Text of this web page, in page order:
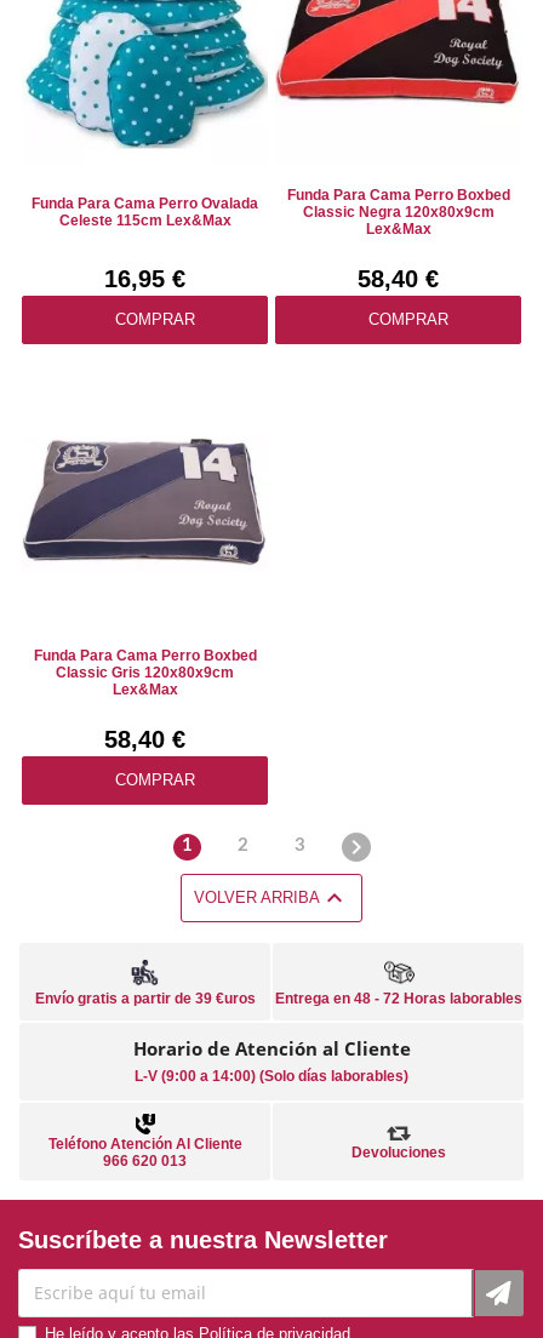
Funda Para Cama Perro Ovalada
Celeste 115cm Lex&Max
16,95 €
COMPRAR
Funda Para Cama Perro Boxbed
Classic Negra 120x80x9cm
Lex&Max
58,40 €
COMPRAR
Funda Para Cama Perro Boxbed
Classic Gris 120x80x9cm
Lex&Max
58,40 €
COMPRAR
1 2 3 
VOLVER ARRIBA 
Envío gratis a partir de 39 €uros Entrega en 48 - 72 Horas laborables
Horario de Atención al Cliente
L-V (9:00 a 14:00) (Solo días laborables)
Teléfono Atención Al Cliente
966 620 013
Devoluciones
Suscríbete a nuestra Newsletter
He leído y acepto las Política de privacidad